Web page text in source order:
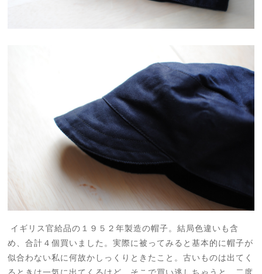
イギリス官給品の１９５２年製造の帽子。結局色違いも含
め、合計４個買いました。実際に被ってみると基本的に帽子が
似合わない私に何故かしっくりときたこと。古いものは出てく
るときは一気に出てくるけど、そこで買い逃しちゃうと、二度